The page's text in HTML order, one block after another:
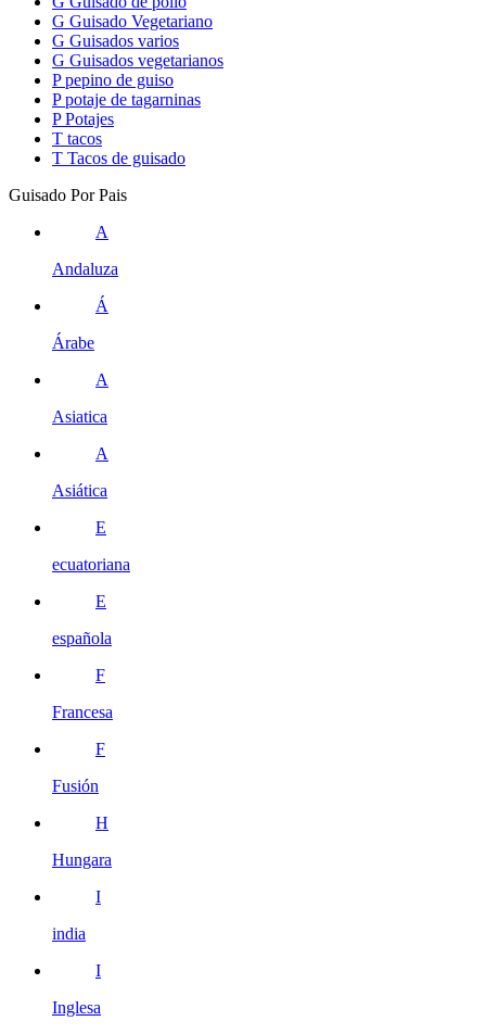
G Guisado Vegetariano
G Guisados varios
G Guisados vegetarianos
P pepino de guiso
P potaje de tagarninas
P Potajes
T tacos
T Tacos de guisado
Guisado Por Pais
A
Andaluza
Á
Árabe
A
Asiatica
A
Asiática
E
ecuatoriana
E
española
F
Francesa
F
Fusión
H
Hungara
I
india
I
Inglesa